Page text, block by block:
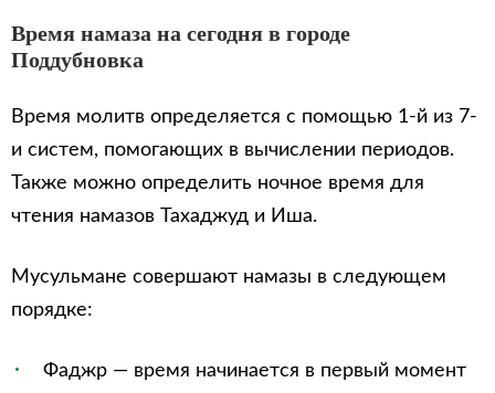
Время намаза на сегодня в городе
Поддубновка
Время молитв определяется с помощью 1-й из 7-
и систем, помогающих в вычислении периодов.
Также можно определить ночное время для
чтения намазов Тахаджуд и Иша.
Мусульмане совершают намазы в следующем
порядке:
Фаджр — время начинается в первый момент